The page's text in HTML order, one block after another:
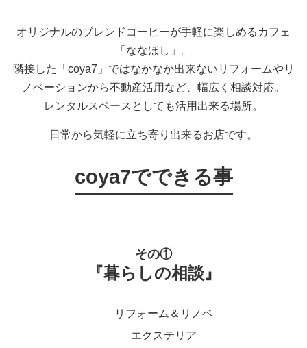
オリジナルのブレンドコーヒーが手軽に楽しめるカフェ
「ななほし」。
隣接した「coya7」ではなかなか出来ないリフォームやリ
ノベーションから不動産活用など、幅広く相談対応。
レンタルスペースとしても活用出来る場所。
日常から気軽に立ち寄り出来るお店です。
coya7でできる事
その①
『暮らしの相談』
リフォーム＆リノベ
エクステリア